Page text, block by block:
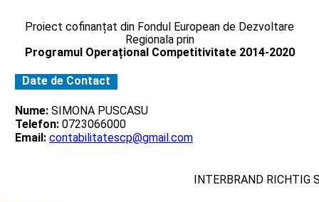
Proiect cofinanțat din Fondul European de Dezvoltare
Regionala prin
Programul Operațional Competitivitate 2014-2020
Date de Contact
Nume: SIMONA PUSCASU
Telefon: 0723066000
Email: contabilitatescp@gmail.com
INTERBRAND RICHTIG